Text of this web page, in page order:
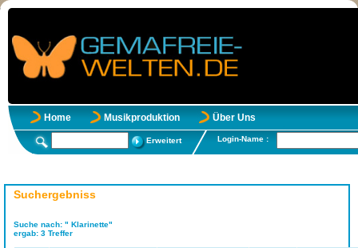
Home Musikproduktion Über Uns
Erweitert Login-Name :
Suchergebniss
Suche nach: " Klarinette"
ergab: 3 Treffer